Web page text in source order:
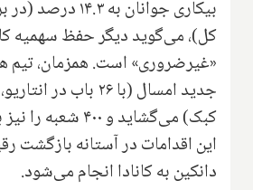
کل)، می‌گوید دیگر حفظ سهمیه
کبک) می‌گشاید و ۴۰۰
این اقدامات در آستانه بازگشت
دانکین به کانادا انجام می‌شود.